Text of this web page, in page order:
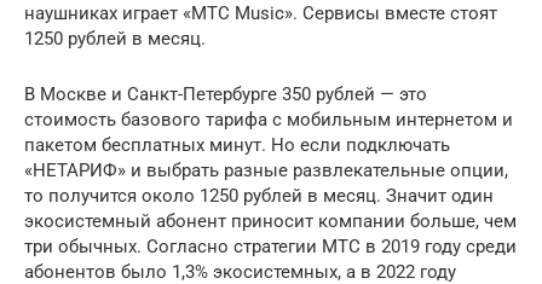
наушниках играет «МТС Music». Сервисы вместе стоят
1250 рублей в месяц.
В Москве и Санкт-Петербурге 350 рублей — это
стоимость базового тарифа с мобильным интернетом и
пакетом бесплатных минут. Но если подключать
«НЕТАРИФ» и выбрать разные развлекательные опции,
то получится около 1250 рублей в месяц. Значит один
экосистемный абонент приносит компании больше, чем
три обычных. Согласно стратегии МТС в 2019 году среди
абонентов было 1,3% экосистемных, а в 2022 году